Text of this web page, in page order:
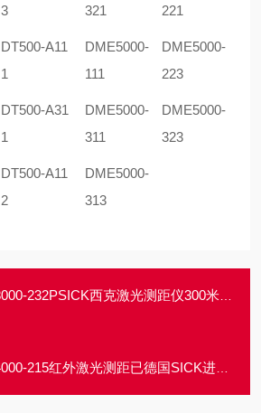
3
321
221
DT500-A11
1
DME5000-
111
DME5000-
223
DT500-A31
1
DME5000-
311
DME5000-
323
DT500-A11
2
DME5000-
313
232PSICK西克激光测距仪300米内精准无误
215红外激光测距已德国SICK进口产品长距精准